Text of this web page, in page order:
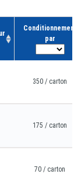
Conditionnement
par
350 / carton
175 / carton
70 / carton